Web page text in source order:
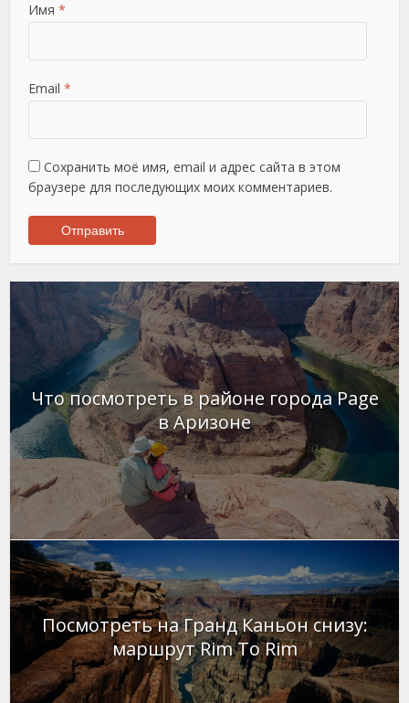
Имя *
Email *
Сохранить моё имя, email и адрес сайта в этом
браузере для последующих моих комментариев.
Что посмотреть в районе города Page
в Аризоне
Посмотреть на Гранд Каньон снизу:
маршрут Rim To Rim